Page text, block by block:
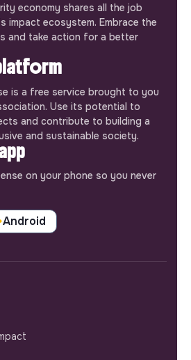
economy shares all the job
impact ecosystem. Embrace the
and take action for a better
is a free service brought to you
Use its potential to
and contribute to building a
and sustainable society.
on your phone so you never
Android